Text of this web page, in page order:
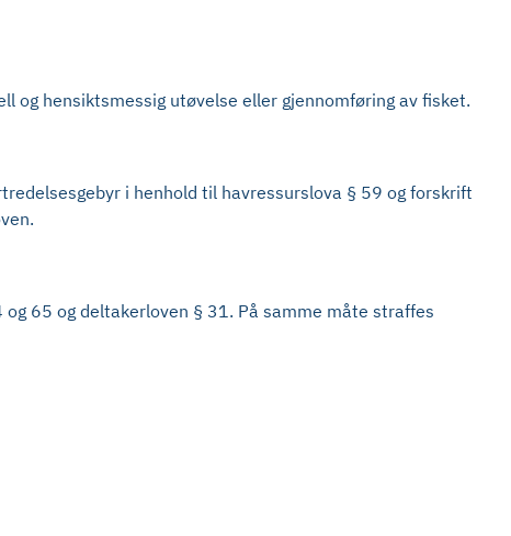
hensiktsmessig utøvelse eller gjennomføring av fisket.
i henhold til havressurslova § 59 og forskrift
65 og deltakerloven § 31. På samme måte straffes